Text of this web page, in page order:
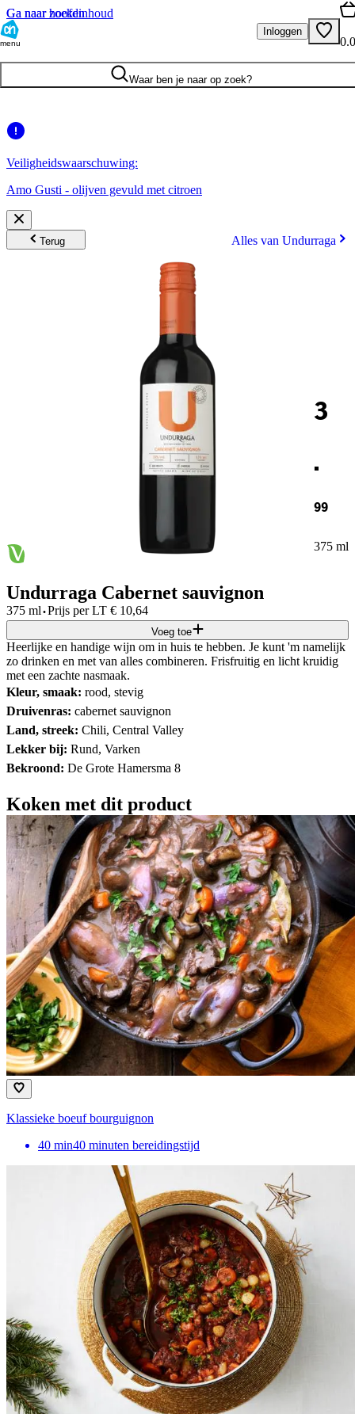
Ga naar hoofdinhoud
Ga naar zoeken
menu
Inloggen
Waar ben je naar op zoek?
Veiligheidswaarschuwing:
Amo Gusti - olijven gevuld met citroen
Terug Alles van Undurraga
3
.
99
375 ml
Undurraga Cabernet sauvignon
375 ml·Prijs per LT € 10,64
Voeg toe
Heerlijke en handige wijn om in huis te hebben. Je kunt 'm namelijk
zo drinken en met van alles combineren. Frisfruitig en licht kruidig
met een zachte nasmaak.
Kleur, smaak: rood, stevig
Druivenras: cabernet sauvignon
Land, streek: Chili, Central Valley
Lekker bij: Rund, Varken
Bekroond: De Grote Hamersma 8
Koken met dit product
Klassieke boeuf bourguignon
40 min40 minuten bereidingstijd